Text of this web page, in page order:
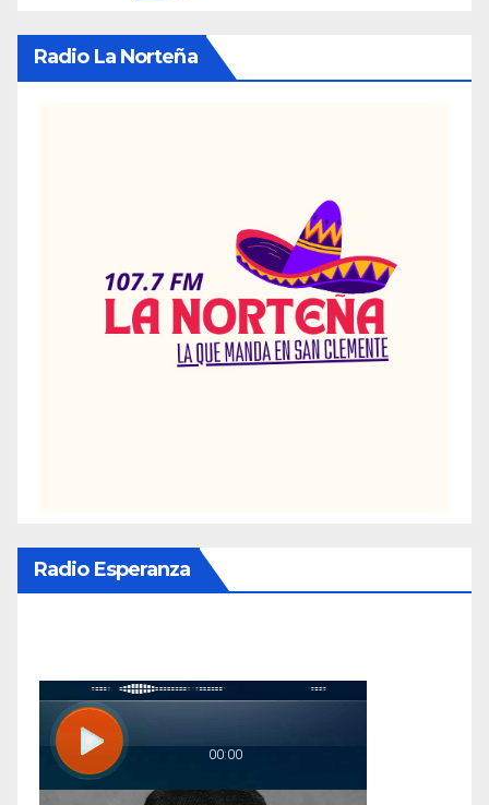
Radio La Norteña
Radio Esperanza